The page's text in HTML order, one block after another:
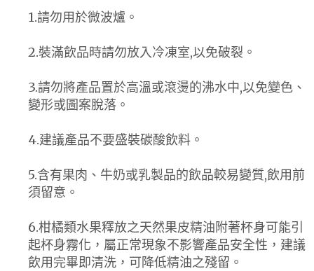
1.請勿用於微波爐。
2.裝滿飲品時請勿放入冷凍室,以免破裂。
3.請勿將產品置於高溫或滾燙的沸水中,以免變色、
變形或圖案脫落。
4.建議產品不要盛裝碳酸飲料。
5.含有果肉、牛奶或乳製品的飲品較易變質,飲用前
須留意。
6.柑橘類水果釋放之天然果皮精油附著杯身可能引
起杯身霧化，屬正常現象不影響產品安全性，建議
飲用完畢即清洗，可降低精油之殘留。